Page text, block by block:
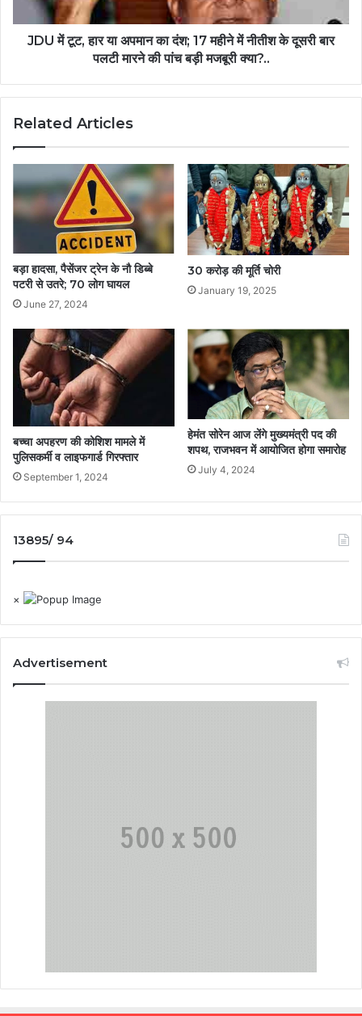
JDU में टूट, हार या अपमान का दंश; 17 महीने में नीतीश के दूसरी बार
पलटी मारने की पांच बड़ी मजबूरी क्या?..
Related Articles
बड़ा हादसा, पैसेंजर ट्रेन के नौ डिब्बे
पटरी से उतरे; 70 लोग घायल
June 27, 2024
30 करोड़ की मूर्ति चोरी
January 19, 2025
बच्चा अपहरण की कोशिश मामले में
पुलिसकर्मी व लाइफगार्ड गिरफ्तार
September 1, 2024
हेमंत सोरेन आज लेंगे मुख्यमंत्री पद की
शपथ, राजभवन में आयोजित होगा समारोह
July 4, 2024
13895/ 94
×
Advertisement